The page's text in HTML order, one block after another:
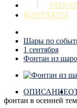
КОНТАКТЫ
Шары по
1 сентября
Фонтан из
ОПИСАНИЕ
фонтан в осенней